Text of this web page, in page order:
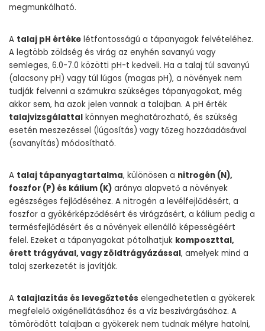
megmunkálható.
A talaj pH értéke létfontosságú a tápanyagok felvételéhez.
A legtöbb zöldség és virág az enyhén savanyú vagy
semleges, 6.0-7.0 közötti pH-t kedveli. Ha a talaj túl savanyú
(alacsony pH) vagy túl lúgos (magas pH), a növények nem
tudják felvenni a számukra szükséges tápanyagokat, még
akkor sem, ha azok jelen vannak a talajban. A pH érték
talajvizsgálattal könnyen meghatározható, és szükség
esetén meszezéssel (lúgosítás) vagy tőzeg hozzáadásával
(savanyítás) módosítható.
A talaj tápanyagtartalma, különösen a nitrogén (N),
foszfor (P) és kálium (K) aránya alapvető a növények
egészséges fejlődéséhez. A nitrogén a levélfejlődésért, a
foszfor a gyökérképződésért és virágzásért, a kálium pedig a
termésfejlődésért és a növények ellenálló képességéért
felel. Ezeket a tápanyagokat pótolhatjuk komposzttal,
érett trágyával, vagy zöldtrágyázással, amelyek mind a
talaj szerkezetét is javítják.
A talajlazítás és levegőztetés elengedhetetlen a gyökerek
megfelelő oxigénellátásához és a víz beszivárgásához. A
tömörödött talajban a gyökerek nem tudnak mélyre hatolni,